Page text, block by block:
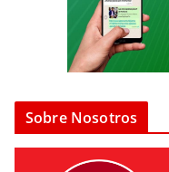
Sobre Nosotros